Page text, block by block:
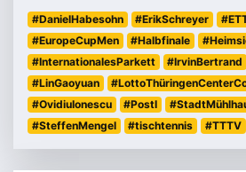
#DanielHabesohn #ErikSchreyer
#EuropeCupMen
#Halbfinale
#InternationalesParkett
#IrvinBertrand
#LinGaoyuan
#OvidiuIonescu
#PostI
#SteffenMengel
#tischtennis #TTTV